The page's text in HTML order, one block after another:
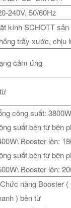
240V, 50/60Hz
kính SCHOTT
trầy xước, chịu
cảm ứng
công suất: 3800W
suất bên từ bên
Booster lên:
suất bên từ bên
Booster lên:
năng Booster
) bên từ